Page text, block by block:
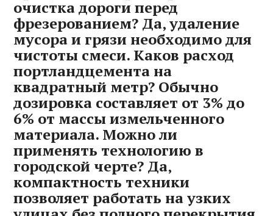
очистка дороги перед
фрезерованием? Да‚ удаление
мусора и грязи необходимо для
чистоты смеси. Каков расход
портландцемента на
квадратный метр? Обычно
дозировка составляет от 3% до
6% от массы измельченного
материала. Можно ли
применять технологию в
городской черте? Да‚
компактность техники
позволяет работать на узких